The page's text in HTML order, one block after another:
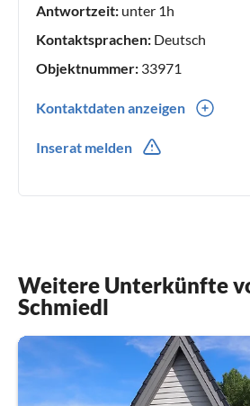
Antwortzeit: unter 1h
Kontaktsprachen: Deutsch
Objektnummer: 33971
Kontaktdaten anzeigen
Inserat melden
Weitere Unterkünfte
Schmiedl